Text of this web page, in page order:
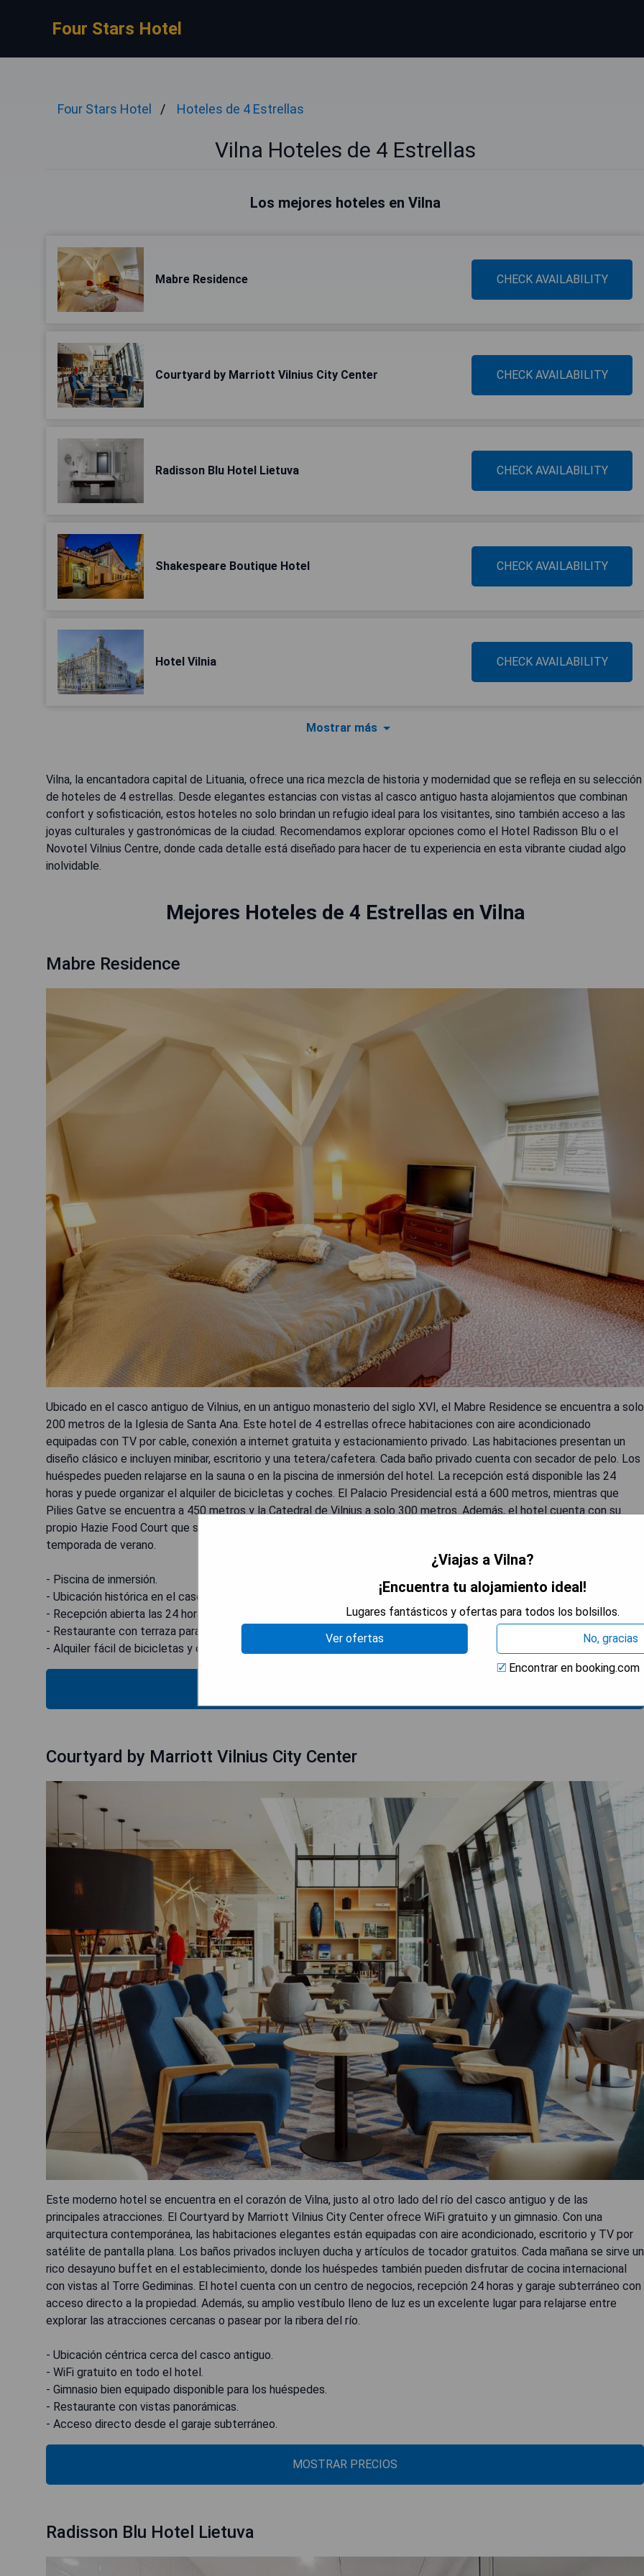
Four Stars Hotel
Four Stars Hotel Hoteles de 4 Estrellas
Vilna Hoteles de 4 Estrellas
Los mejores hoteles en Vilna
Mabre Residence CHECK AVAILABILITY
Courtyard by Marriott Vilnius City Center CHECK AVAILABILITY
Radisson Blu Hotel Lietuva CHECK AVAILABILITY
Shakespeare Boutique Hotel CHECK AVAILABILITY
Hotel Vilnia CHECK AVAILABILITY
Mostrar más
Vilna, la encantadora capital de Lituania, ofrece una rica mezcla de historia y modernidad que se refleja en su selección
de hoteles de 4 estrellas. Desde elegantes estancias con vistas al casco antiguo hasta alojamientos que combinan
confort y sofisticación, estos hoteles no solo brindan un refugio ideal para los visitantes, sino también acceso a las
joyas culturales y gastronómicas de la ciudad. Recomendamos explorar opciones como el Hotel Radisson Blu o el
Novotel Vilnius Centre, donde cada detalle está diseñado para hacer de tu experiencia en esta vibrante ciudad algo
inolvidable.
Mejores Hoteles de 4 Estrellas en Vilna
Mabre Residence
Ubicado en el casco antiguo de Vilnius, en un antiguo monasterio del siglo XVI, el Mabre Residence se encuentra a solo
200 metros de la Iglesia de Santa Ana. Este hotel de 4 estrellas ofrece habitaciones con aire acondicionado
equipadas con TV por cable, conexión a internet gratuita y estacionamiento privado. Las habitaciones presentan un
diseño clásico e incluyen minibar, escritorio y una tetera/cafetera. Cada baño privado cuenta con secador de pelo. Los
huéspedes pueden relajarse en la sauna o en la piscina de inmersión del hotel. La recepción está disponible las 24
horas y puede organizar el alquiler de bicicletas y coches. El Palacio Presidencial está a 600 metros, mientras que
Pilies Gatve se encuentra a 450 metros y la Catedral de Vilnius a solo 300 metros. Además, el hotel cuenta con su
propio Hazie Food Court que sirve varios platos deliciosos, los cuales se pueden disfrutar en la terraza durante la
temporada de verano.
- Piscina de inmersión.
- Ubicación histórica en el casco antiguo.
- Recepción abierta las 24 horas.
- Restaurante con terraza para comidas al aire libre.
- Alquiler fácil de bicicletas y coches.
Courtyard by Marriott Vilnius City Center
Este moderno hotel se encuentra en el corazón de Vilna, justo al otro lado del río del casco antiguo y de las
principales atracciones. El Courtyard by Marriott Vilnius City Center ofrece WiFi gratuito y un gimnasio. Con una
arquitectura contemporánea, las habitaciones elegantes están equipadas con aire acondicionado, escritorio y TV por
satélite de pantalla plana. Los baños privados incluyen ducha y artículos de tocador gratuitos. Cada mañana se sirve un
rico desayuno buffet en el establecimiento, donde los huéspedes también pueden disfrutar de cocina internacional
con vistas al Torre Gediminas. El hotel cuenta con un centro de negocios, recepción 24 horas y garaje subterráneo con
acceso directo a la propiedad. Además, su amplio vestíbulo lleno de luz es un excelente lugar para relajarse entre
explorar las atracciones cercanas o pasear por la ribera del río.
- Ubicación céntrica cerca del casco antiguo.
- WiFi gratuito en todo el hotel.
- Gimnasio bien equipado disponible para los huéspedes.
- Restaurante con vistas panorámicas.
- Acceso directo desde el garaje subterráneo.
MOSTRAR PRECIOS
Radisson Blu Hotel Lietuva
¿Viajas a Vilna?
¡Encuentra tu alojamiento ideal!
Lugares fantásticos y ofertas para todos los bolsillos.
Ver ofertas
No, gracias
Encontrar en booking.com